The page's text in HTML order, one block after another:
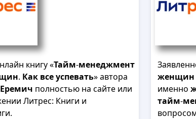
книгу «Тайм-менеджмент
. Как всеуспевать» автора
Еремич полностью на сайте или
Литрес: Книги и
женщин
именно
тайм-